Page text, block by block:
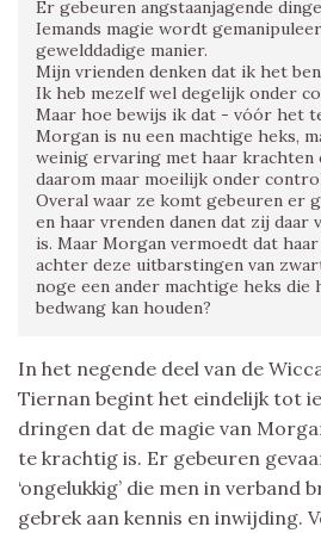
Er gebeuren angstaanjagende
Iemands magie wordt
gewelddadige manier.
Mijn vrienden denken dat ik het
Ik heb mezelf wel degelijk onder
Maar hoe bewijs ik dat - vóór het
Morgan is nu een machtige heks,
weinig ervaring met haar krachten
daarom maar moeilijk onder
Overal waar ze komt gebeuren er
en haar vrenden danen dat zij
is. Maar Morgan vermoedt dat
achter deze uitbarstingen van
noge een ander machtige heks die
bedwang kan houden?
In het negende deel van de
Tiernan begint het eindelijk tot
dringen dat de magie van
te krachtig is. Er gebeuren
‘ongelukkig’ die men in verband
gebrek aan kennis en inwijding.